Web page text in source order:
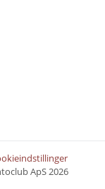
ApS 2026